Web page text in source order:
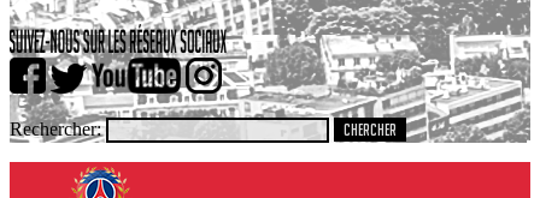
Rechercher: